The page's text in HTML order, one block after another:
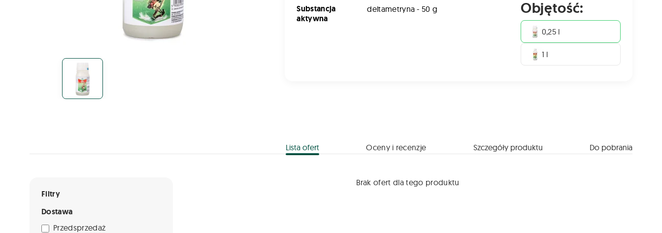
Substancja
aktywna
deltametryna - 50 g Objętość:
0,25 l
1 l
Lista ofert Oceny i recenzje Szczegóły produktu Do pobrania
Filtry
Dostawa
Przedsprzedaż
Brak ofert dla tego produktu